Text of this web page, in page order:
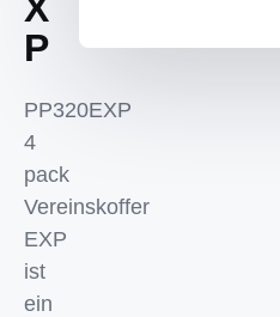
P
PP320EXP
4
pack
Vereinskoffer
EXP
ist
ein